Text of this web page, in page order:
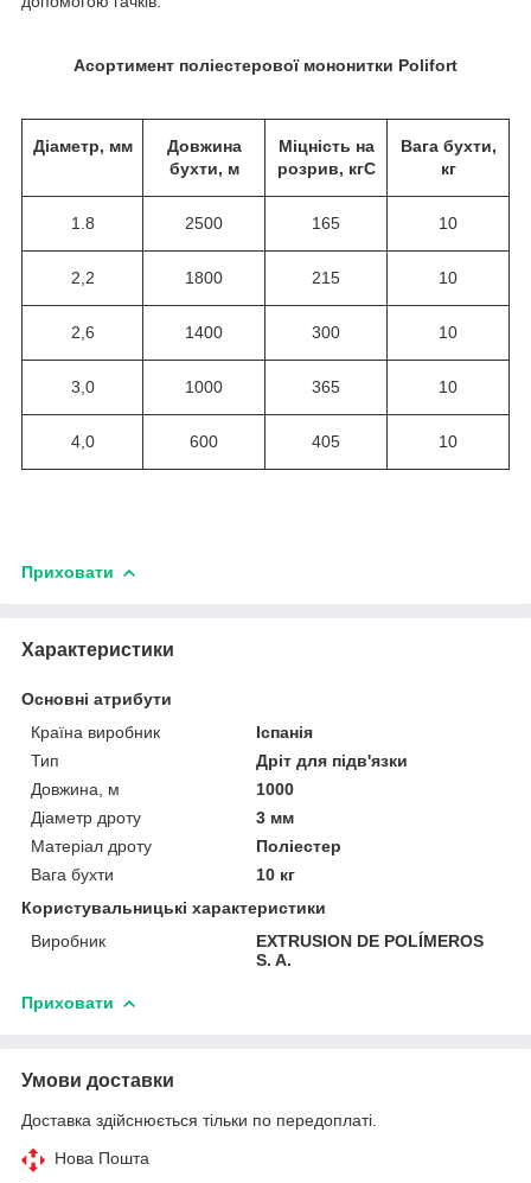
Асортимент поліестерової мононитки Polifort
Діаметр, мм
Довжина
бухти, м
Міцність на
розрив, кгС
Вага бухти,
кг
1.8 2500 165 10
2,2 1800 215 10
2,6 1400 300 10
3,0 1000 365 10
4,0 600 405 10
Приховати
Характеристики
Основні атрибути
Країна виробник
Іспанія
Тип
Дріт для підв'язки
Довжина, м
1000
Діаметр дроту
3 мм
Матеріал дроту
Поліестер
Вага бухти
10 кг
Користувальницькі характеристики
Виробник
EXTRUSION DE POLÍMEROS
S. A.
Приховати
Умови доставки
Доставка здійснюється тільки по передоплаті.
Нова Пошта